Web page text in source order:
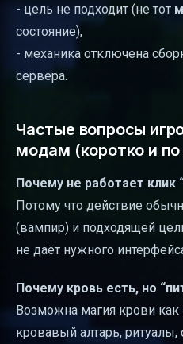
- цель не подходит (не тот
состояние),
- механика отключена
сервера.
Частые вопросы
модам (коротко и
Почему не работает клик
Потому что действие
(вампир) и подходящей
не даёт нужного
Почему кровь есть, но
Возможна магия крови как
кровавый алтарь,